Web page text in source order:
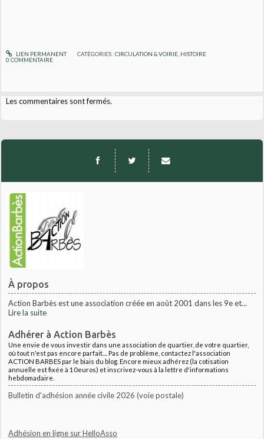
À propos
Action Barbès est une association créée en août 2001 dans les 9e et...
Lire la suite
Adhérer à Action Barbès
Une envie de vous investir dans une association de quartier, de votre quartier,
où tout n'est pas encore parfait.... Pas de problème, contactez l'association
ACTION BARBES par le biais du blog. Encore mieux adhérez (la cotisation
annuelle est fixée à 10euros) et inscrivez-vous à la lettre d'informations
hebdomadaire.
Bulletin d'adhésion année civile 2026 (voie postale)
Adhésion en ligne sur HelloAsso
LIEN PERMANENT CATÉGORIES :CIRCULATION & VOIRIE, HISTOIRE
0 COMMENTAIRE
Les commentaires sont fermés.